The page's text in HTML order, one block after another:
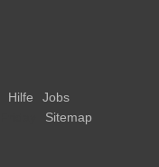
Hilfe
Jobs
Sitemap